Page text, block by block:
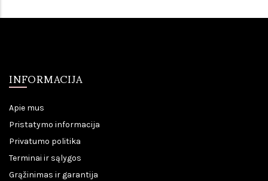
INFORMACIJA
Apie mus
Pristatymo informacija
Privatumo politika
Terminai ir sąlygos
Grąžinimas ir garantija